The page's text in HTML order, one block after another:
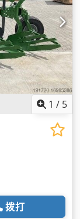
1 / 5
拨打